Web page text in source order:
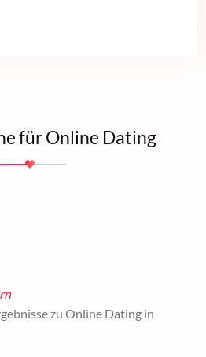
für Online Dating
zu Online Dating in